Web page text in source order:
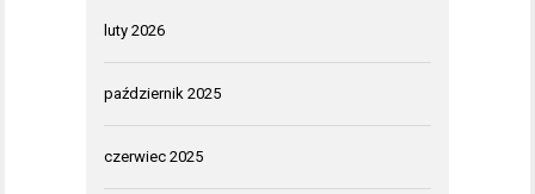
luty 2026
październik 2025
czerwiec 2025